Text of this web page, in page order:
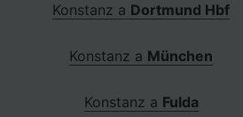
Konstanz a Dortmund Hbf
Konstanz a München
Konstanz a Fulda